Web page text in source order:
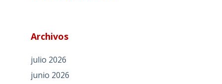
Archivos
julio 2026
junio 2026